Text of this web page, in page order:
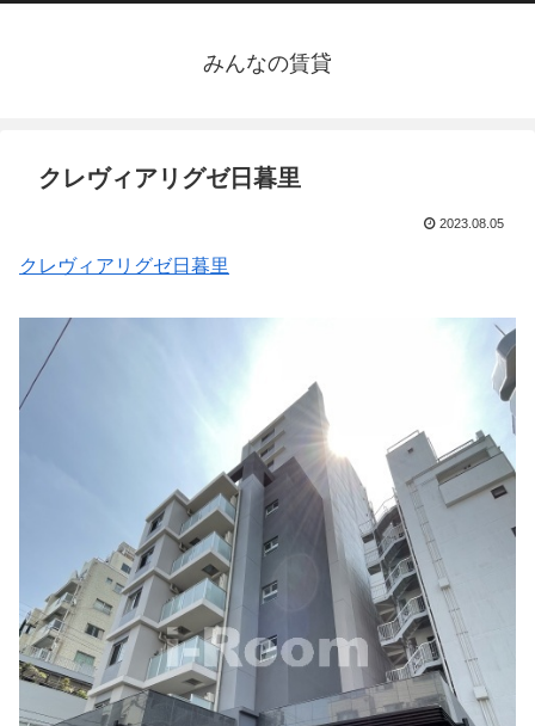
みんなの賃貸
クレヴィアリグゼ日暮里
2023.08.05
クレヴィアリグゼ日暮里